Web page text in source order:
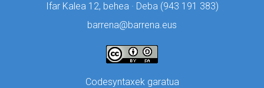
Ifar Kalea 12, behea · Deba (943 191 383)
barrena@barrena.eus
Codesyntaxek garatua